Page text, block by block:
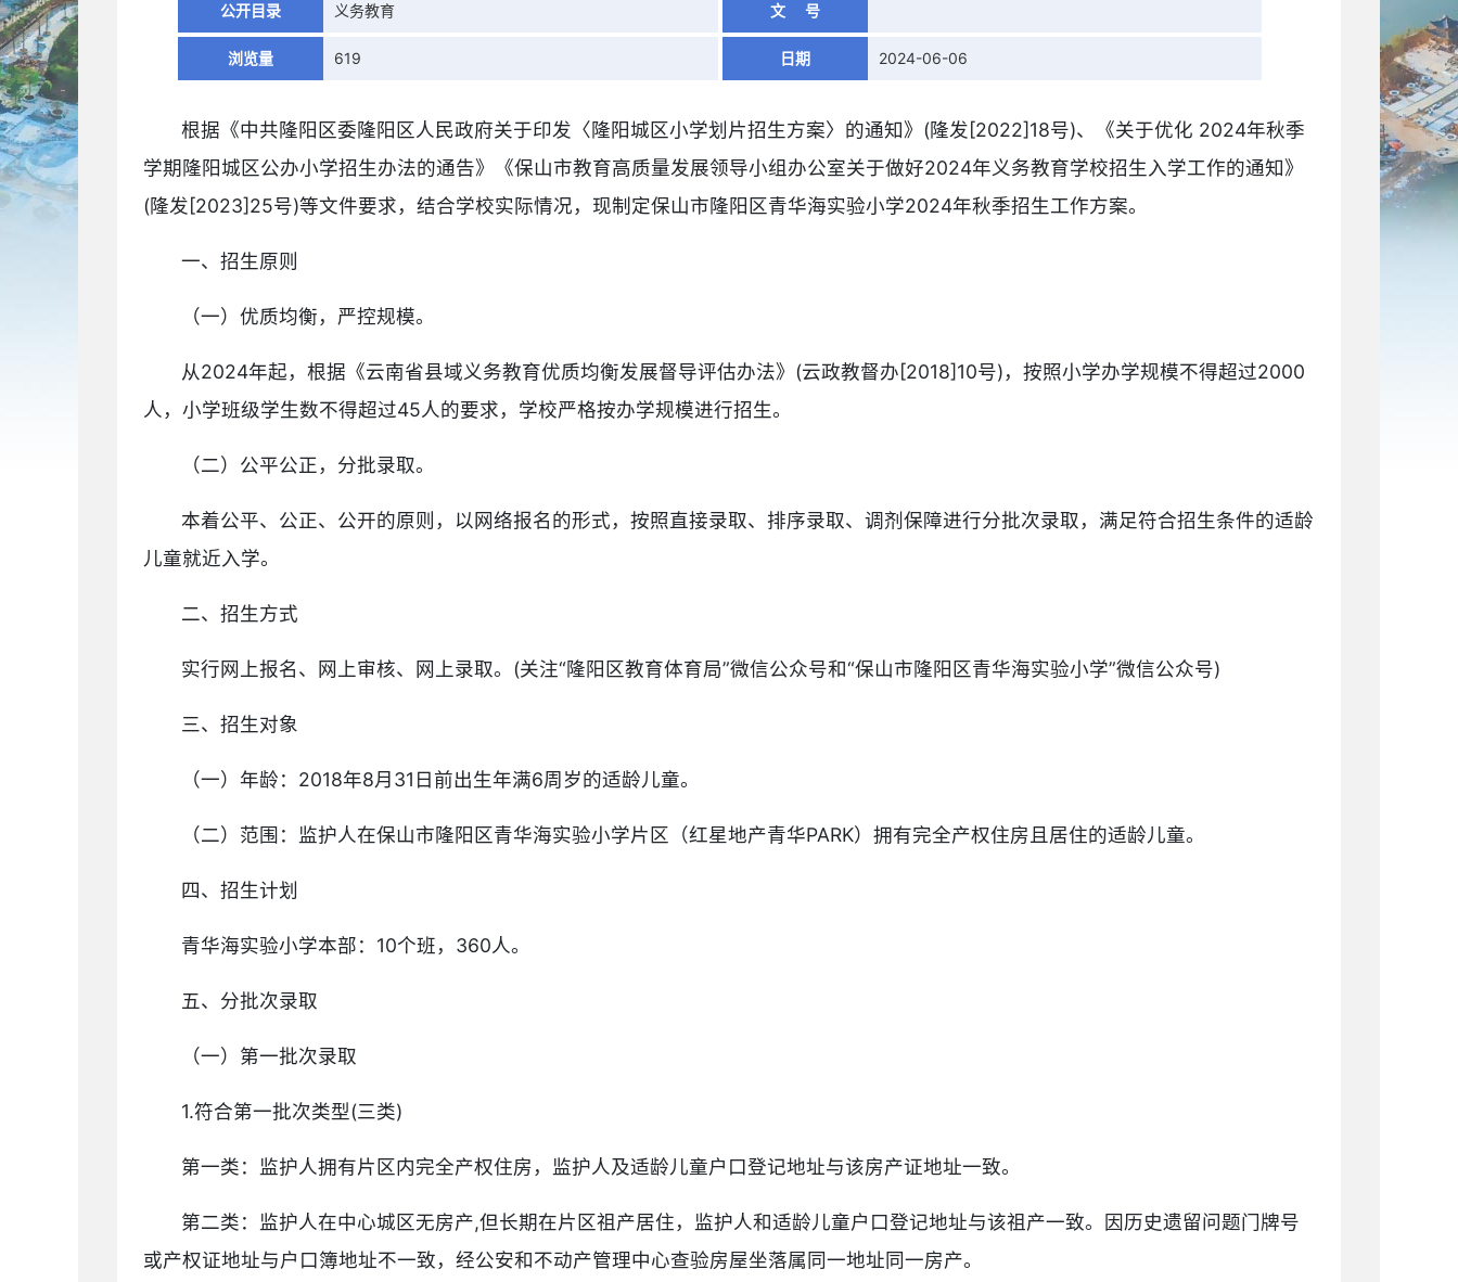
公开目录 义务教育 文 号
浏览量 619 日期 2024-06-06
根据《中共隆阳区委隆阳区人民政府关于印发〈隆阳城区小学划片招生方案〉的通知》(隆发[2022]18号)、《关于优化 2024年秋季
学期隆阳城区公办小学招生办法的通告》《保山市教育高质量发展领导小组办公室关于做好2024年义务教育学校招生入学工作的通知》
(隆发[2023]25号)等文件要求，结合学校实际情况，现制定保山市隆阳区青华海实验小学2024年秋季招生工作方案。
一、招生原则
（一）优质均衡，严控规模。
从2024年起，根据《云南省县域义务教育优质均衡发展督导评估办法》(云政教督办[2018]10号)，按照小学办学规模不得超过2000
人，小学班级学生数不得超过45人的要求，学校严格按办学规模进行招生。
（二）公平公正，分批录取。
本着公平、公正、公开的原则，以网络报名的形式，按照直接录取、排序录取、调剂保障进行分批次录取，满足符合招生条件的适龄
儿童就近入学。
二、招生方式
实行网上报名、网上审核、网上录取。(关注“隆阳区教育体育局”微信公众号和“保山市隆阳区青华海实验小学”微信公众号)
三、招生对象
（一）年龄：2018年8月31日前出生年满6周岁的适龄儿童。
（二）范围：监护人在保山市隆阳区青华海实验小学片区（红星地产青华PARK）拥有完全产权住房且居住的适龄儿童。
四、招生计划
青华海实验小学本部：10个班，360人。
五、分批次录取
（一）第一批次录取
1.符合第一批次类型(三类)
第一类：监护人拥有片区内完全产权住房，监护人及适龄儿童户口登记地址与该房产证地址一致。
第二类：监护人在中心城区无房产,但长期在片区祖产居住，监护人和适龄儿童户口登记地址与该祖产一致。因历史遗留问题门牌号
或产权证地址与户口簿地址不一致，经公安和不动产管理中心查验房屋坐落属同一地址同一房产。